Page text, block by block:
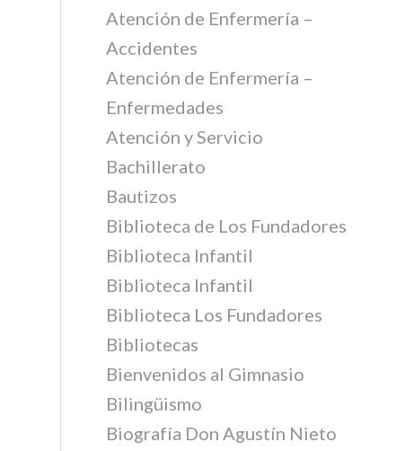
Atención de Enfermería –
Accidentes
Atención de Enfermería –
Enfermedades
Atención y Servicio
Bachillerato
Bautizos
Biblioteca de Los Fundadores
Biblioteca Infantil
Biblioteca Infantil
Biblioteca Los Fundadores
Bibliotecas
Bienvenidos al Gimnasio
Bilingüismo
Biografía Don Agustín Nieto